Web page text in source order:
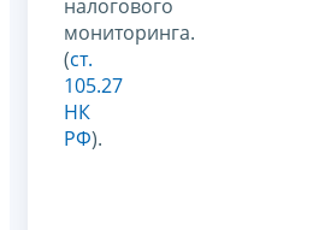
налогового
мониторинга.
(ст.
105.27
НК
РФ).